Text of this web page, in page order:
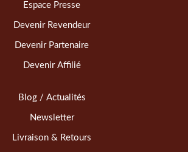
Espace Presse
Devenir Revendeur
Devenir Partenaire
Devenir Affilié
Blog / Actualités
Newsletter
Livraison & Retours